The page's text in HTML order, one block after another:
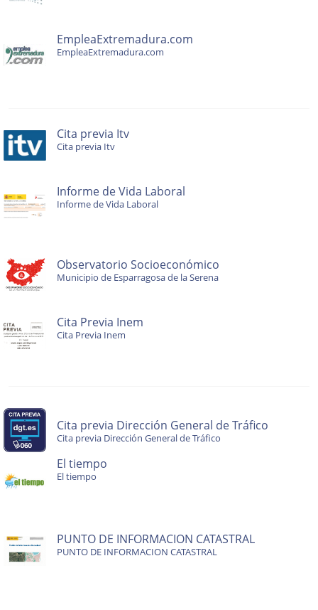
EmpleaExtremadura.com
EmpleaExtremadura.com
Cita previa Itv
Cita previa Itv
Informe de Vida Laboral
Informe de Vida Laboral
Observatorio Socioeconómico
Municipio de Esparragosa de la Serena
Cita Previa Inem
Cita Previa Inem
Cita previa Dirección General de Tráfico
Cita previa Dirección General de Tráfico
El tiempo
El tiempo
PUNTO DE INFORMACION CATASTRAL
PUNTO DE INFORMACION CATASTRAL